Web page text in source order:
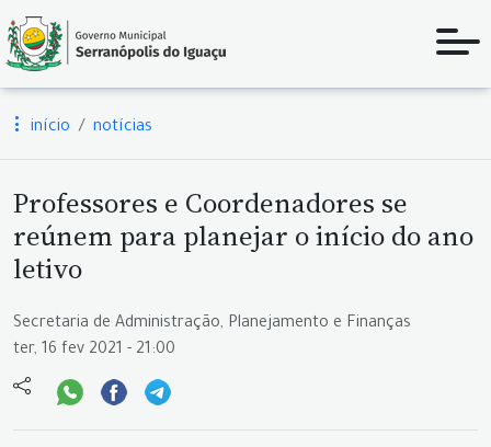
início notícias
Professores e Coordenadores se
reúnem para planejar o início do ano
letivo
Secretaria de Administração, Planejamento e Finanças
ter, 16 fev 2021 - 21:00